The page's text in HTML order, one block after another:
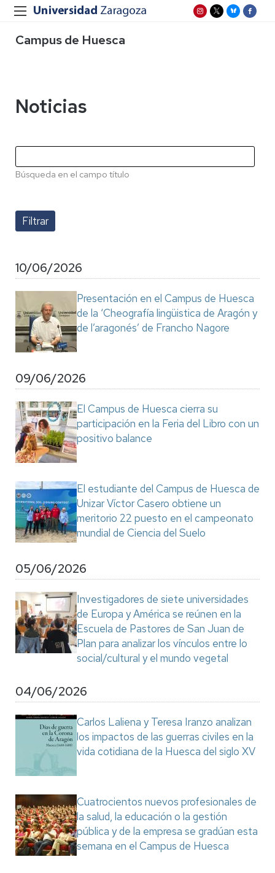
Campus de Huesca
Noticias
Búsqueda en el campo título
10/06/2026
Presentación en el Campus de Huesca
de la ‘Cheografía lingüistica de Aragón y
de l’aragonés’ de Francho Nagore
09/06/2026
El Campus de Huesca cierra su
participación en la Feria del Libro con un
positivo balance
El estudiante del Campus de Huesca de
Unizar Víctor Casero obtiene un
meritorio 22 puesto en el campeonato
mundial de Ciencia del Suelo
05/06/2026
Investigadores de siete universidades
de Europa y América se reúnen en la
Escuela de Pastores de San Juan de
Plan para analizar los vínculos entre lo
social/cultural y el mundo vegetal
04/06/2026
Carlos Laliena y Teresa Iranzo analizan
los impactos de las guerras civiles en la
vida cotidiana de la Huesca del siglo XV
Cuatrocientos nuevos profesionales de
la salud, la educación o la gestión
pública y de la empresa se gradúan esta
semana en el Campus de Huesca